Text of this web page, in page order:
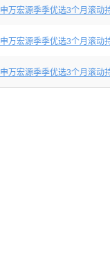
申万宏源季季优选3个月滚动
申万宏源季季优选3个月滚动
申万宏源季季优选3个月滚动